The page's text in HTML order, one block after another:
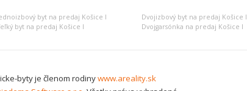
byt na predaj Košice I Dvojizbový byt na predaj Košice I
byt na predaj Košice I Dvojgarsónka na predaj Košice I
byty je členom rodinywww.areality.sk